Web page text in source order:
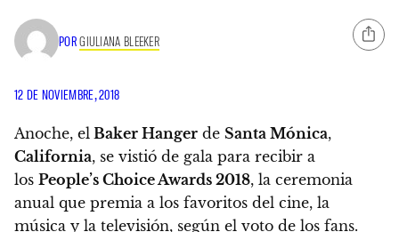
PORGIULIANA BLEEKER
12 DE NOVIEMBRE, 2018
Anoche, el Baker Hanger de Santa Mónica,
California, se vistió de gala para recibir a
los People’s Choice Awards 2018, la ceremonia
anual que premia a los favoritos del cine, la
música y la televisión, según el voto de los fans.